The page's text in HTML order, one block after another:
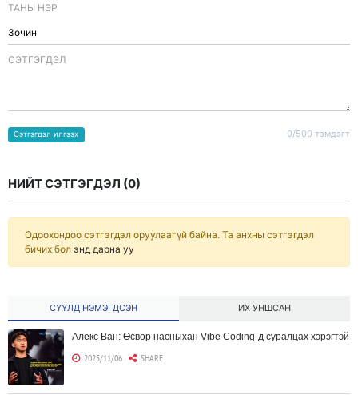
ТАНЫ НЭР
CЭТГЭГДЭЛ
0/500 тэмдэгт
Сэтгэгдэл илгээх
НИЙТ СЭТГЭГДЭЛ (0)
Одоохондоо сэтгэгдэл оруулаагүй байна. Та анхны сэтгэгдэл
бичих бол энд дарна уу
СҮҮЛД НЭМЭГДСЭН ИХ УНШСАН
Алекс Ван: Өсвөр насныхан Vibe Coding-д суралцах хэрэгтэй
2025/11/06 SHARE